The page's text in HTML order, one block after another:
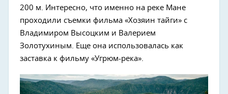
200 м. Интересно, что именно на реке Мане
проходили съемки фильма «Хозяин тайги» с
Владимиром Высоцким и Валерием
Золотухиным. Еще она использовалась как
заставка к фильму «Угрюм-река».